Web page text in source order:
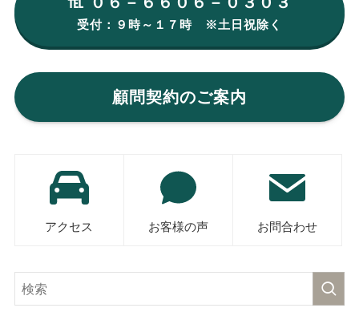
受付：９時～１７時 ※土日祝除く
顧問契約のご案内
アクセス お客様の声 お問合わせ